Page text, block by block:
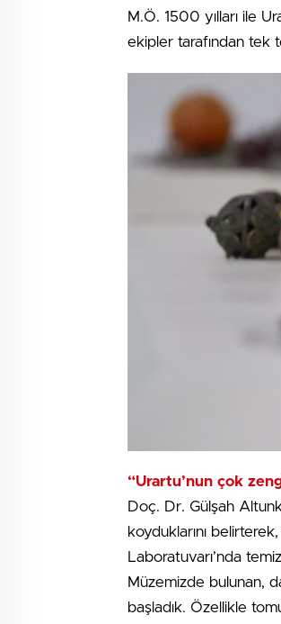
M.Ö. 1500 yılları ile
ekipler tarafından tek
“Urartu’nun çok
Doç. Dr. Gülşah
koyduklarını
Laboratuvarı’nda
Müzemizde bulunan,
başladık. Özellikle